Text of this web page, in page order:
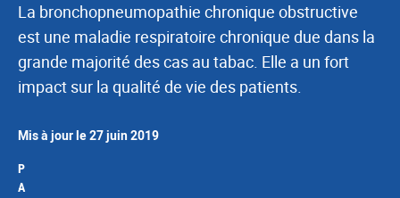
La bronchopneumopathie chronique obstructive
est une maladie respiratoire chronique due dans la
grande majorité des cas au tabac. Elle a un fort
impact sur la qualité de vie des patients.
Mis à jour le 27 juin 2019
P
A